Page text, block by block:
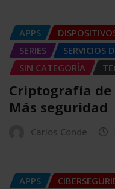
APPS
SERIES
SERVICIOS
SIN CATEGORÍA
Criptografía de
Más seguridad
Carlos Conde
APPS